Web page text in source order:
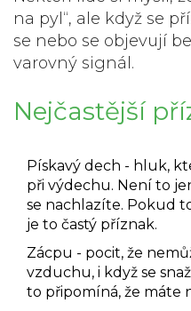
na pyl“, ale když se
se nebo se objevují
varovný signál.
Nejčastější
Pískavý dech - hluk,
při výdechu. Není to
se nachlazíte. Pokud
je to častý příznak.
Zácpu - pocit, že
vzduchu, i když se
to připomíná, že máte